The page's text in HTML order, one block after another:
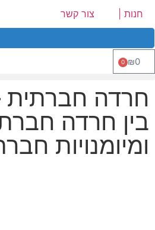
חנות | צור קשר
₪0
0
חרדה
בין חרדה
ומיומנויות